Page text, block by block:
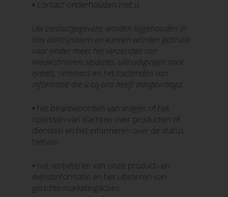
• contact onderhouden met u
Uw contactgegevens worden bijgehouden in
ons klantsysteem en kunnen worden gebruikt
voor onder meer het verzenden van
nieuwsbrieven, updates, uitnodigingen voor
events, seminars en het toezenden van
informatie die u bij ons heeft aangevraagd.
• het beantwoorden van vragen of het
oplossen van klachten over producten of
diensten en het informeren over de status
hiervan
• het verbeteren van onze product- en
dienstinformatie en het uitvoeren van
gerichte marketingacties